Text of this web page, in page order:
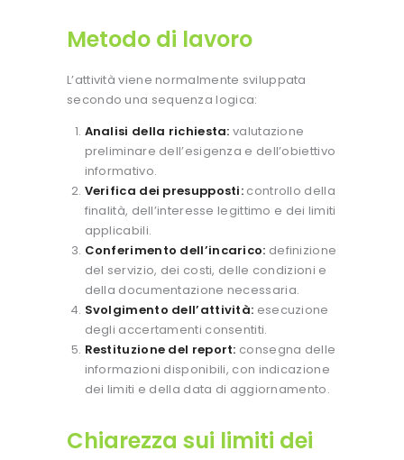
Metodo di lavoro
L’attività viene normalmente sviluppata
secondo una sequenza logica:
Analisi della richiesta: valutazione
preliminare dell’esigenza e dell’obiettivo
informativo.
Verifica dei presupposti: controllo della
finalità, dell’interesse legittimo e dei limiti
applicabili.
Conferimento dell’incarico: definizione
del servizio, dei costi, delle condizioni e
della documentazione necessaria.
Svolgimento dell’attività: esecuzione
degli accertamenti consentiti.
Restituzione del report: consegna delle
informazioni disponibili, con indicazione
dei limiti e della data di aggiornamento.
Chiarezza sui limiti dei